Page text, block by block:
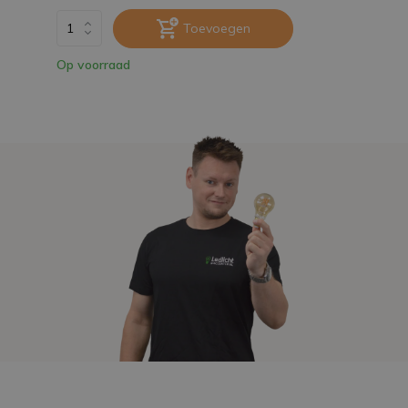
Toevoegen
Op voorraad